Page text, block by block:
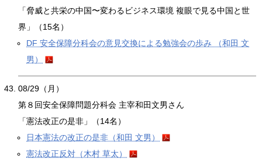
「脅威と共栄の中国〜変わるビジネス環境 複眼で⾒る中国と世
界」（15名）
DF 安全保障分科会の意見交換による勉強会の歩み （和田 文
男）
08/29（⽉）
第８回安全保障問題分科会 主宰和⽥⽂男さん
「憲法改正の是⾮」（14名）
日本憲法の改正の是非（和田 文男）
憲法改正反対（木村 草太）